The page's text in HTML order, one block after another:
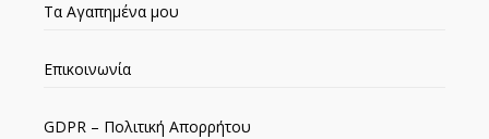
Τα Αγαπημένα μου
Επικοινωνία
GDPR – Πολιτική Απορρήτου